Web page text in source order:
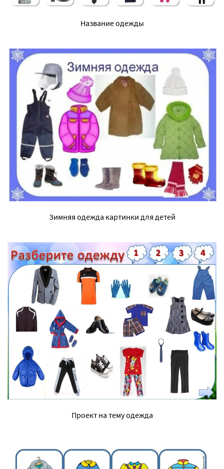
Название одежды
Зимняя одежда картинки для детей
Проект на тему одежда